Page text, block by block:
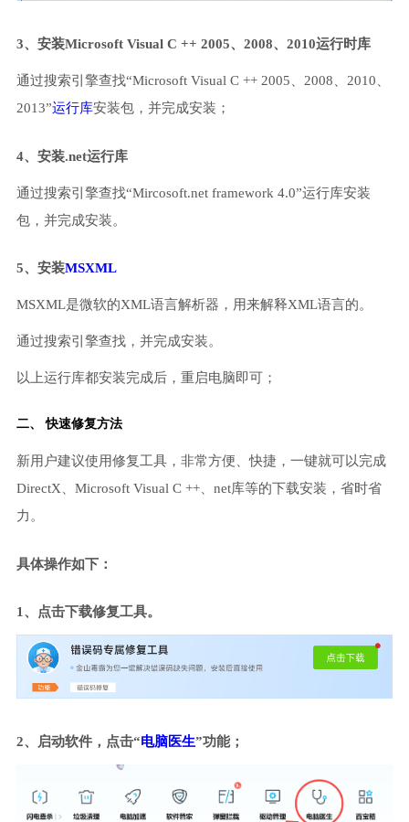
3、安装Microsoft Visual C ++ 2005、2008、2010运行时库
通过搜索引擎查找“Microsoft Visual C ++ 2005、2008、2010、
2013”运行库安装包，并完成安装；
4、安装.net运行库
通过搜索引擎查找“Mircosoft.net framework 4.0”运行库安装
包，并完成安装。
5、安装MSXML
MSXML是微软的XML语言解析器，用来解释XML语言的。
通过搜索引擎查找，并完成安装。
以上运行库都安装完成后，重启电脑即可；
二、 快速修复方法
新用户建议使用修复工具，非常方便、快捷，一键就可以完成
DirectX、Microsoft Visual C ++、net库等的下载安装，省时省
力。
具体操作如下：
1、点击下载修复工具。
2、启动软件，点击“电脑医生”功能；